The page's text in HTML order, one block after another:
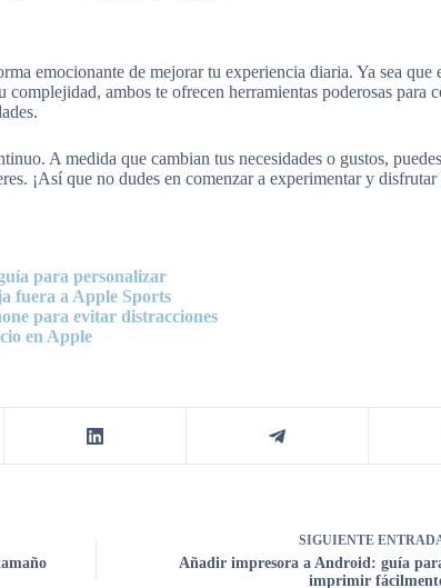
emocionante de mejorar tu experiencia diaria. Ya sea que
ambos te ofrecen herramientas poderosas para
A medida que cambian tus necesidades o gustos,
¡Así que no dudes en comenzar a experimentar y disfrutar
para personalizar
fuera a Apple Sports
para evitar distracciones
en Apple
SIGUIENTE
Añadir impresora a Android: guía
imprimir